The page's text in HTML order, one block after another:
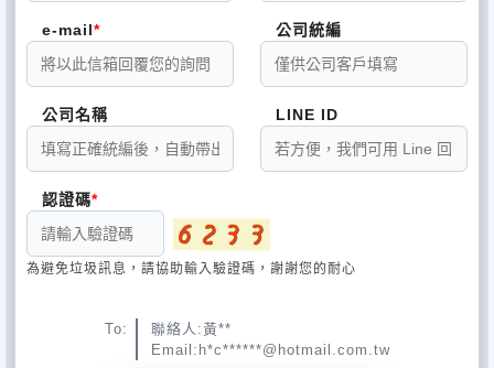
e-mail 公司統編
公司名稱 LINE ID
認證碼
為避免垃圾訊息，請協助輸入驗證碼，謝謝您的耐心
To:
聯絡人:黃**
Email:h*c******@hotmail.com.tw